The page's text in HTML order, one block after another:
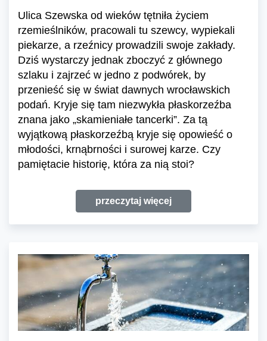
Ulica Szewska od wieków tętniła życiem
rzemieślników, pracowali tu szewcy, wypiekali
piekarze, a rzeźnicy prowadzili swoje zakłady.
Dziś wystarczy jednak zboczyć z głównego
szlaku i zajrzeć w jedno z podwórek, by
przenieść się w świat dawnych wrocławskich
podań. Kryje się tam niezwykła płaskorzeźba
znana jako „skamieniałe tancerki”. Za tą
wyjątkową płaskorzeźbą kryje się opowieść o
młodości, krnąbrności i surowej karze. Czy
pamiętacie historię, która za nią stoi?
przeczytaj więcej